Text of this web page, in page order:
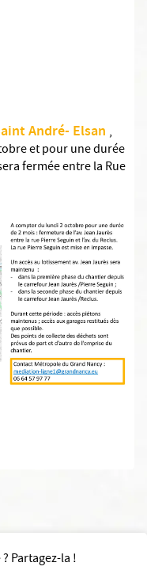
André- Elsan ,
et pour une durée
fermée entre la Rue
Partagez-la !